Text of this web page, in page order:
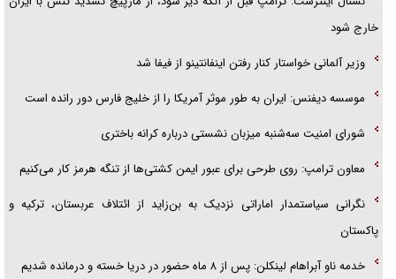
خارج شود
وزیر آلمانی خواستار کنار رفتن اینفانتینو از فیفا شد
موسسه دیفنس: ایران به طور موثر آمریکا را از خلیج فارس دور رانده است
شورای امنیت سه‌شنبه میزبان نشستی درباره کرانه باختری
معاون ترامپ: روی طرحی برای عبور ایمن کشتی‌ها از تنگه هرمز کار می‌کنیم
نگرانی سیاستمدار اماراتی نزدیک به بن‌زاید از ائتلاف عربستان، ترکیه و
پاکستان
خدمه ناو آبراهام لینکلن: پس از ۸ ماه حضور در دریا خسته و درمانده شدیم